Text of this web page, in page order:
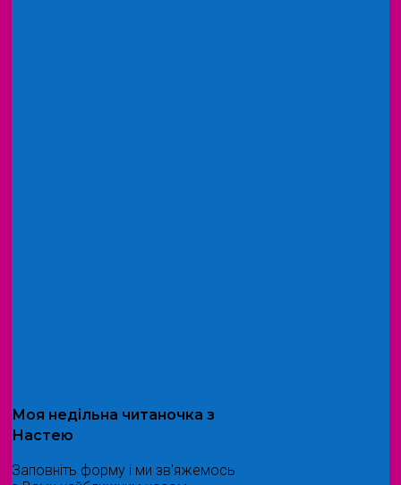
Моя недільна читаночка з
Настею
Заповніть форму і ми зв'яжемось